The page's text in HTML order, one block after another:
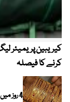
کرنے کا فیصلہ
4 روز میں سونے کی قیمت میں بڑا اضافہ